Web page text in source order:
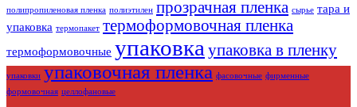
полипропиленовая пленка полиэтилен прозрачная пленка сырье тара и
упаковка термопакет термоформовочная пленка
термоформовочные упаковка упаковка в пленку
упаковки упаковочная пленка фасовочные фирменные
формовочная целлофановые